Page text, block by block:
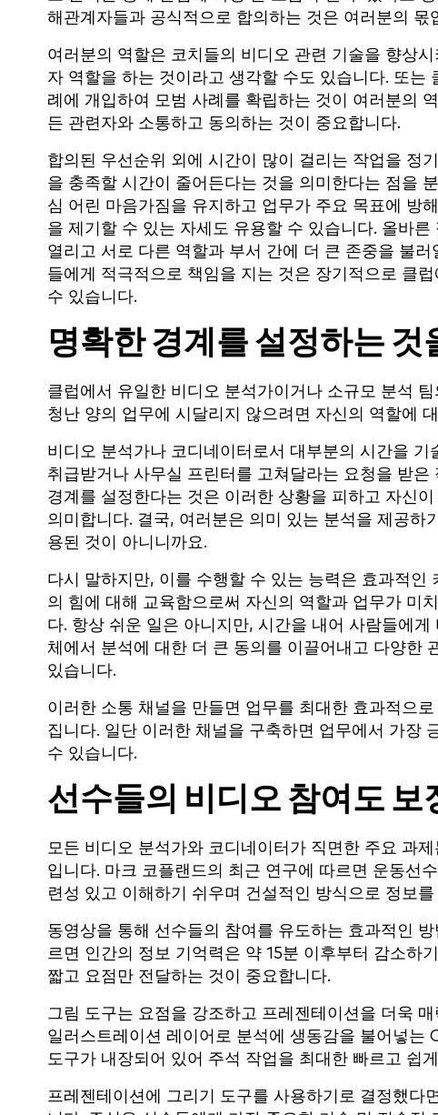
해관계자들과 공식적으로 합의하는 것은 여러분의 몫
여러분의 역할은 코치들의 비디오 관련 기술을 향상
자 역할을 하는 것이라고 생각할 수도 있습니다. 또
례에 개입하여 모범 사례를 확립하는 것이 여러분의
든 관련자와 소통하고 동의하는 것이 중요합니다.
합의된 우선순위 외에 시간이 많이 걸리는 작업을 정
을 충족할 시간이 줄어든다는 것을 의미한다는 점을
심 어린 마음가짐을 유지하고 업무가 주요 목표에 방
을 제기할 수 있는 자세도 유용할 수 있습니다. 올바
열리고 서로 다른 역할과 부서 간에 더 큰 존중을 불
들에게 적극적으로 책임을 지는 것은 장기적으로 클
수 있습니다.
명확한 경계를 설정하는 것
클럽에서 유일한 비디오 분석가이거나 소규모 분석
청난 양의 업무에 시달리지 않으려면 자신의 역할에
비디오 분석가나 코디네이터로서 대부분의 시간을
취급받거나 사무실 프린터를 고쳐달라는 요청을 받
경계를 설정한다는 것은 이러한 상황을 피하고 자신
의미합니다. 결국, 여러분은 의미 있는 분석을 제공
용된 것이 아니니까요.
다시 말하지만, 이를 수행할 수 있는 능력은 효과적
의 힘에 대해 교육함으로써 자신의 역할과 업무가 미
다. 항상 쉬운 일은 아니지만, 시간을 내어 사람들에
체에서 분석에 대한 더 큰 동의를 이끌어내고 다양한
있습니다.
이러한 소통 채널을 만들면 업무를 최대한 효과적으
집니다. 일단 이러한 채널을 구축하면 업무에서 가장
수 있습니다.
선수들의 비디오 참여도 보
모든 비디오 분석가와 코디네이터가 직면한 주요 과
입니다. 마크 코플랜드의 최근 연구에 따르면 운동선
련성 있고 이해하기 쉬우며 건설적인 방식으로 정보
동영상을 통해 선수들의 참여를 유도하는 효과적인
르면 인간의 정보 기억력은 약 15분 이후부터 감소하
짧고 요점만 전달하는 것이 중요합니다.
그림 도구는 요점을 강조하고 프레젠테이션을 더욱
일러스트레이션 레이어로 분석에 생동감을 불어넣
도구가 내장되어 있어 주석 작업을 최대한 빠르고 쉽
프레젠테이션에 그리기 도구를 사용하기로 결정했다